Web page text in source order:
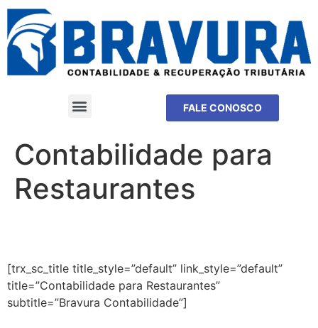
FALE CONOSCO
Contabilidade para
Restaurantes
[trx_sc_title title_style=”default” link_style=”default”
title=”Contabilidade para Restaurantes”
subtitle=”Bravura Contabilidade”]